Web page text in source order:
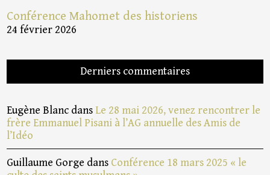
Conférence Mahomet des historiens
24 février 2026
Derniers commentaires
Eugène Blanc dans Le 28 mai 2026, venez rencontrer le
frère Emmanuel Pisani à l’AG annuelle des Amis de
l’Idéo
Guillaume Gorge dans Conférence 18 mars 2025 « le